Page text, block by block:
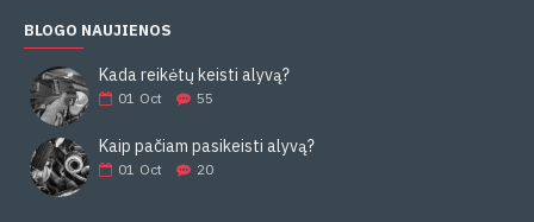
BLOGO NAUJIENOS
Kada reikėtų keisti alyvą?
01 Oct 55
Kaip pačiam pasikeisti alyvą?
01 Oct 20